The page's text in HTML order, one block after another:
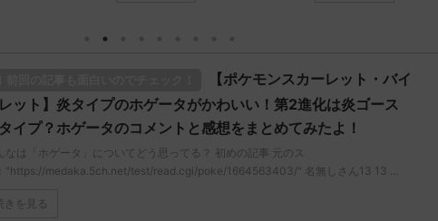
test
" 反応
しさ
4110-
と最強
攻撃
しさん577 577 名無しさん、君に
決めた！ (ﾜｯﾁｮｲW d2cf-g68G)
2022/11/11(金)
01:22:35.78ID:gOuimzls0 麻痺弱
体化wっぱキノガッサさんだよね
名無しさん679 679 名無しさん、
応される人さん238 238 名無しさ
ん、君に決めた！ (ﾜｯﾁｮｲW 693c-
8fVg) 2022/11/10(木)
16:32:20.95ID:kBvc95pc0>>271
ハルクジラは4.5mあって 上から
のアングルは大きく見えるのに横
【ポケモンスカーレット・バイ
ット】炎タイプのホゲータがかわいい！第2進化は炎ゴース
タイプ？ホゲータのコメントと感想をまとめてみたよ！
なは「ホゲータ」についてどう思ってる？ 初めの記事 元のス
"https://medaka.5ch.net/test/read.cgi/poke/1664563403/" 名無しさん13 13 ...
きを見る